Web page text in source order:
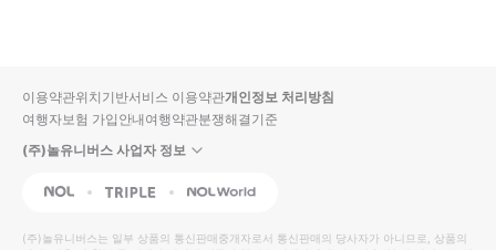
입니
다.
높
동
순
상
이용약관위치기반서비스 이용약관개인정보 처리방침
여행자보험 가입안내여행약관분쟁해결기준
(주)놀유니버스 사업자 정보
NOL Triple Interpark Global
(주)놀유니버스는 일부 상품의 통신판매중개자로서 통신판매의 당사자가 아니므로, 상품의